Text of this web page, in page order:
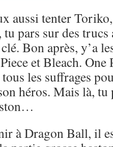
aussi tenter
pars sur des trucs
Bon après, y’a
et Bleach. One
les suffrages
héros. Mais là,
à Dragon Ball, il